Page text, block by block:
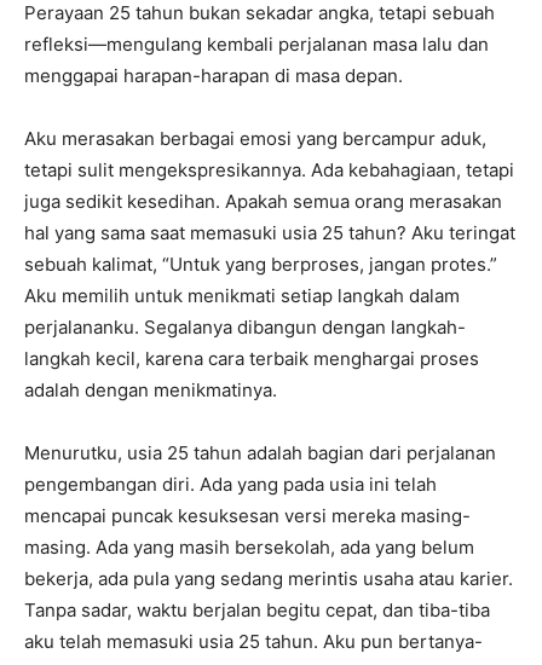
Perayaan 25 tahun bukan sekadar angka, tetapi sebuah
refleksi—mengulang kembali perjalanan masa lalu dan
menggapai harapan-harapan di masa depan.
Aku merasakan berbagai emosi yang bercampur aduk,
tetapi sulit mengekspresikannya. Ada kebahagiaan, tetapi
juga sedikit kesedihan. Apakah semua orang merasakan
hal yang sama saat memasuki usia 25 tahun? Aku teringat
sebuah kalimat, “Untuk yang berproses, jangan protes.”
Aku memilih untuk menikmati setiap langkah dalam
perjalananku. Segalanya dibangun dengan langkah-
langkah kecil, karena cara terbaik menghargai proses
adalah dengan menikmatinya.
Menurutku, usia 25 tahun adalah bagian dari perjalanan
pengembangan diri. Ada yang pada usia ini telah
mencapai puncak kesuksesan versi mereka masing-
masing. Ada yang masih bersekolah, ada yang belum
bekerja, ada pula yang sedang merintis usaha atau karier.
Tanpa sadar, waktu berjalan begitu cepat, dan tiba-tiba
aku telah memasuki usia 25 tahun. Aku pun bertanya-